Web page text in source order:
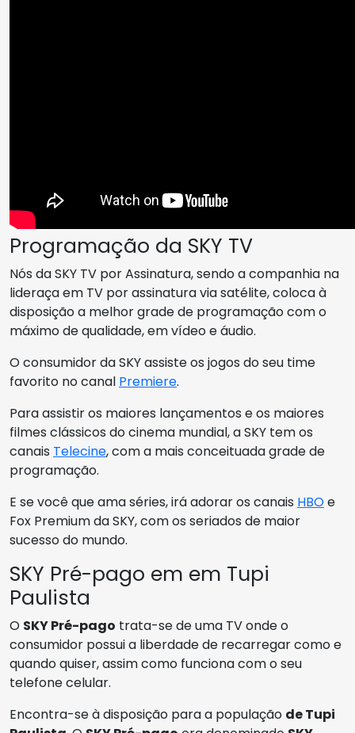
Programação da SKY TV
Nós da SKY TV por Assinatura, sendo a companhia na
lideraça em TV por assinatura via satélite, coloca à
disposição a melhor grade de programação com o
máximo de qualidade, em vídeo e áudio.
O consumidor da SKY assiste os jogos do seu time
favorito no canal Premiere.
Para assistir os maiores lançamentos e os maiores
filmes clássicos do cinema mundial, a SKY tem os
canais Telecine, com a mais conceituada grade de
programação.
E se você que ama séries, irá adorar os canais HBOe
Fox Premium da SKY, com os seriados de maior
sucesso do mundo.
SKY Pré-pago em em Tupi
Paulista
O SKY Pré-pago trata-se de uma TV onde o
consumidor possui a liberdade de recarregar como e
quando quiser, assim como funciona com o seu
telefone celular.
Encontra-se à disposição para a população de Tupi